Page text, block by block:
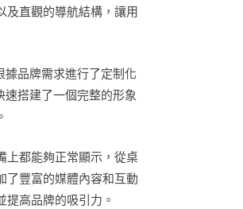
及直觀的導航結構，讓用
據品牌需求進行了定制化
搭建了一個完整的形象
上都能夠正常顯示，從桌
了豐富的媒體內容和互動
高品牌的吸引力。